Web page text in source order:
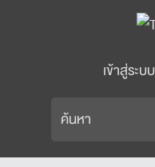
เข้าสู่ระบบ